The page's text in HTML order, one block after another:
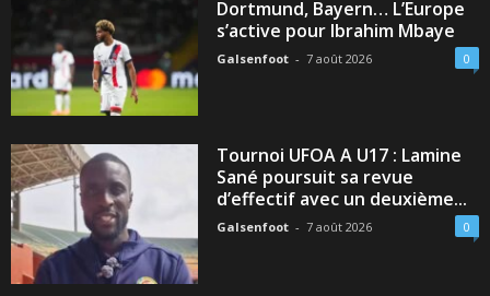
Dortmund, Bayern… L’Europe
s’active pour Ibrahim Mbaye
Galsenfoot - 7 août 2026 0
Tournoi UFOA A U17 : Lamine
Sané poursuit sa revue
d’effectif avec un deuxième...
Galsenfoot - 7 août 2026 0